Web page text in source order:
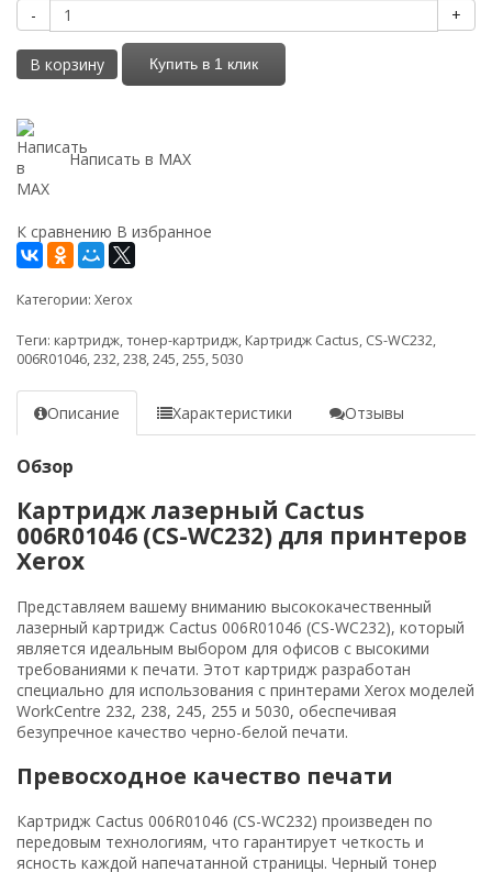
- +
В корзину Купить в 1 клик
Написать в MAX
К сравнению В избранное
Категории: Xerox
Теги: картридж,тонер-картридж, Картридж Cactus, CS-WC232,
006R01046,232,238,245,255,5030
Описание Характеристики Отзывы
Обзор
Картридж лазерный Cactus
006R01046 (CS-WC232) для принтеров
Xerox
Представляем вашему вниманию высококачественный
лазерный картридж Cactus 006R01046 (CS-WC232), который
является идеальным выбором для офисов с высокими
требованиями к печати. Этот картридж разработан
специально для использования с принтерами Xerox моделей
WorkCentre 232, 238, 245, 255 и 5030, обеспечивая
безупречное качество черно-белой печати.
Превосходное качество печати
Картридж Cactus 006R01046 (CS-WC232) произведен по
передовым технологиям, что гарантирует четкость и
ясность каждой напечатанной страницы. Черный тонер